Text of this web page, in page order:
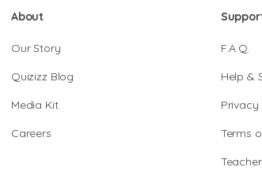
About
Our Story
Quizizz Blog
Media Kit
Careers
F.A.Q.
Help &
Privacy
Terms